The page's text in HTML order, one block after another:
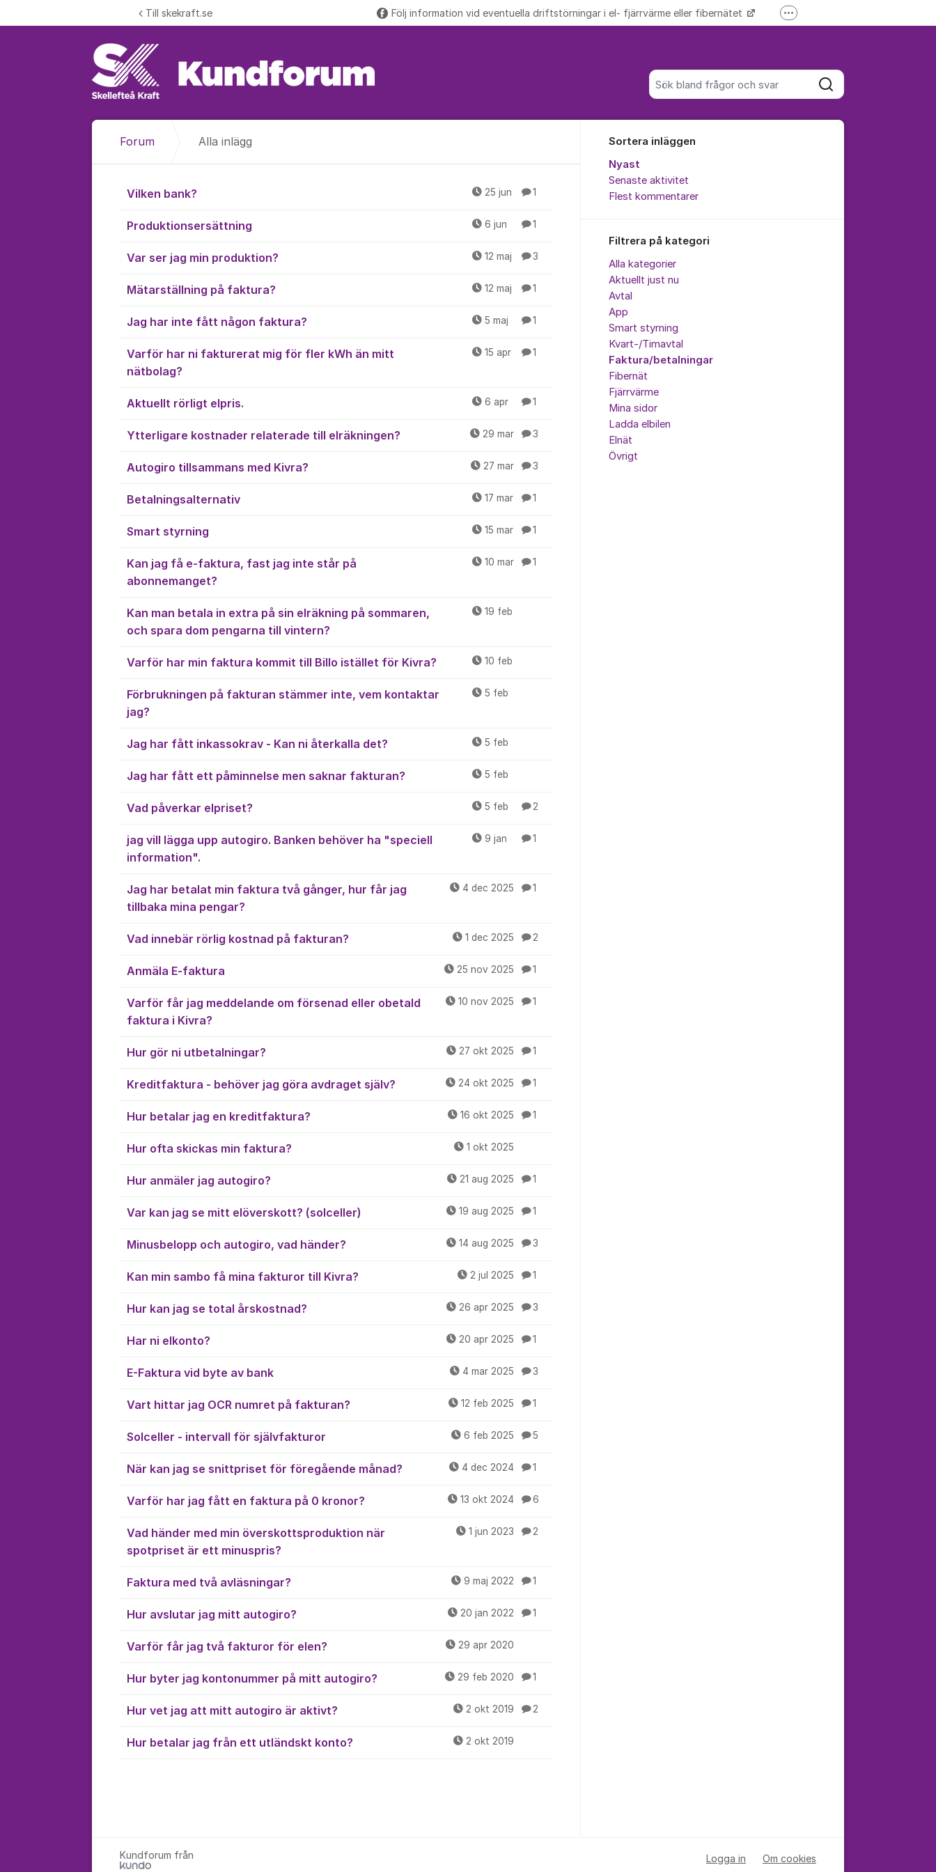
Sök bland alla inlägg
Sök
Till skekraft.se Följ information vid eventuella driftstörningar i el- fjärrvärme eller fibernätet Fler supportlänkar
Forum Alla inlägg
Alla inlägg
Vilken bank? 25 jun 1
Produktionsersättning 6 jun 1
Var ser jag min produktion? 12 maj 3
Mätarställning på faktura? 12 maj 1
Jag har inte fått någon faktura? 5 maj 1
Varför har ni fakturerat mig för fler kWh än mitt
nätbolag?
15 apr 1
Aktuellt rörligt elpris. 6 apr 1
Ytterligare kostnader relaterade till elräkningen? 29 mar 3
Autogiro tillsammans med Kivra? 27 mar 3
Betalningsalternativ 17 mar 1
Smart styrning 15 mar 1
Kan jag få e-faktura, fast jag inte står på
abonnemanget?
10 mar 1
Kan man betala in extra på sin elräkning på sommaren,
och spara dom pengarna till vintern?
19 feb
Varför har min faktura kommit till Billo istället för Kivra? 10 feb
Förbrukningen på fakturan stämmer inte, vem kontaktar
jag?
5 feb
Jag har fått inkassokrav - Kan ni återkalla det? 5 feb
Jag har fått ett påminnelse men saknar fakturan? 5 feb
Vad påverkar elpriset? 5 feb 2
jag vill lägga upp autogiro. Banken behöver ha "speciell
information".
9 jan 1
Jag har betalat min faktura två gånger, hur får jag
tillbaka mina pengar?
4 dec 2025 1
Vad innebär rörlig kostnad på fakturan? 1 dec 2025 2
Anmäla E-faktura 25 nov 2025 1
Varför får jag meddelande om försenad eller obetald
faktura i Kivra?
10 nov 2025 1
Hur gör ni utbetalningar? 27 okt 2025 1
Kreditfaktura - behöver jag göra avdraget själv? 24 okt 2025 1
Hur betalar jag en kreditfaktura? 16 okt 2025 1
Hur ofta skickas min faktura? 1 okt 2025
Hur anmäler jag autogiro? 21 aug 2025 1
Var kan jag se mitt elöverskott? (solceller) 19 aug 2025 1
Minusbelopp och autogiro, vad händer? 14 aug 2025 3
Kan min sambo få mina fakturor till Kivra? 2 jul 2025 1
Hur kan jag se total årskostnad? 26 apr 2025 3
Har ni elkonto? 20 apr 2025 1
E-Faktura vid byte av bank 4 mar 2025 3
Vart hittar jag OCR numret på fakturan? 12 feb 2025 1
Solceller - intervall för självfakturor 6 feb 2025 5
När kan jag se snittpriset för föregående månad? 4 dec 2024 1
Varför har jag fått en faktura på 0 kronor? 13 okt 2024 6
Vad händer med min överskottsproduktion när
spotpriset är ett minuspris?
1 jun 2023 2
Faktura med två avläsningar? 9 maj 2022 1
Hur avslutar jag mitt autogiro? 20 jan 2022 1
Varför får jag två fakturor för elen? 29 apr 2020
Hur byter jag kontonummer på mitt autogiro? 29 feb 2020 1
Hur vet jag att mitt autogiro är aktivt? 2 okt 2019 2
Hur betalar jag från ett utländskt konto? 2 okt 2019
Sortera inläggen
Nyast
Senaste aktivitet
Flest kommentarer
Filtrera på kategori
Alla kategorier
Aktuellt just nu
Avtal
App
Smart styrning
Kvart-/Timavtal
Faktura/betalningar
Fibernät
Fjärrvärme
Mina sidor
Ladda elbilen
Elnät
Övrigt
Kundforum från Logga in Om cookies